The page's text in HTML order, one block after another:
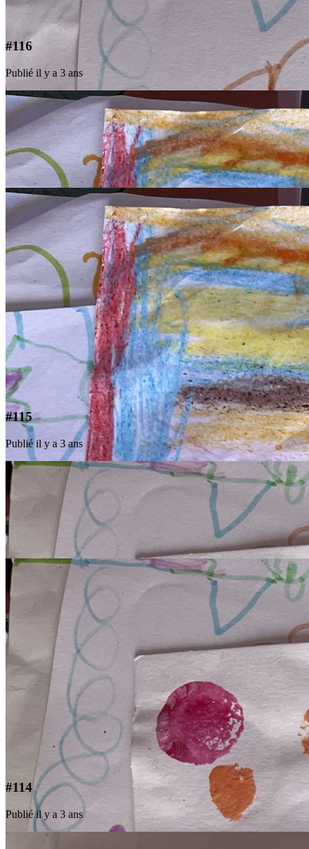
#116
Publié il y a 3 ans
#115
Publié il y a 3 ans
#114
Publié il y a 3 ans